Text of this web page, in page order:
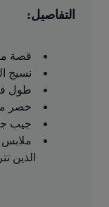
التفاصيل:
قصة
نسيج
طول
خصر
جيب
الذين